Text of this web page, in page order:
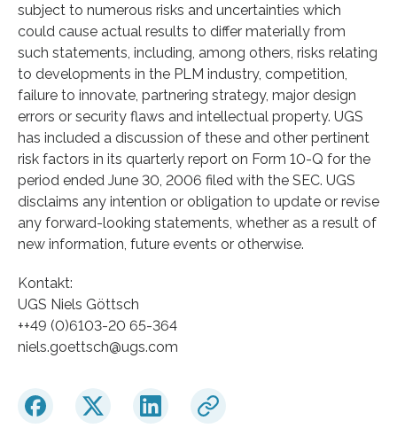
subject to numerous risks and uncertainties which
could cause actual results to differ materially from
such statements, including, among others, risks relating
to developments in the PLM industry, competition,
failure to innovate, partnering strategy, major design
errors or security flaws and intellectual property. UGS
has included a discussion of these and other pertinent
risk factors in its quarterly report on Form 10-Q for the
period ended June 30, 2006 filed with the SEC. UGS
disclaims any intention or obligation to update or revise
any forward-looking statements, whether as a result of
new information, future events or otherwise.
Kontakt:
UGS Niels Göttsch
++49 (0)6103-20 65-364
niels.goettsch@ugs.com